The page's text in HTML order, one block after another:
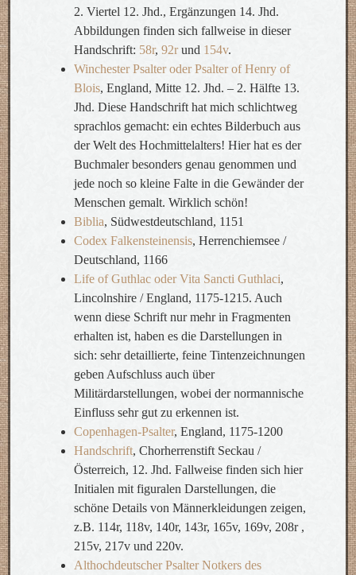
2. Viertel 12. Jhd., Ergänzungen 14. Jhd.
Abbildungen finden sich fallweise in dieser
Handschrift: 58r, 92rund 154v.
Winchester Psalter oder Psalter of Henry of
Blois, England, Mitte 12. Jhd. – 2. Hälfte 13.
Jhd. Diese Handschrift hat mich schlichtweg
sprachlos gemacht: ein echtes Bilderbuch aus
der Welt des Hochmittelalters! Hier hat es der
Buchmaler besonders genau genommen und
jede noch so kleine Falte in die Gewänder der
Menschen gemalt. Wirklich schön!
Biblia, Südwestdeutschland, 1151
Codex Falkensteinensis, Herrenchiemsee /
Deutschland, 1166
Life of Guthlac oder Vita Sancti Guthlaci,
Lincolnshire / England, 1175-1215. Auch
wenn diese Schrift nur mehr in Fragmenten
erhalten ist, haben es die Darstellungen in
sich: sehr detaillierte, feine Tintenzeichnungen
geben Aufschluss auch über
Militärdarstellungen, wobei der normannische
Einfluss sehr gut zu erkennen ist.
Copenhagen-Psalter, England, 1175-1200
Handschrift, Chorherrenstift Seckau /
Österreich, 12. Jhd. Fallweise finden sich hier
Initialen mit figuralen Darstellungen, die
schöne Details von Männerkleidungen zeigen,
z.B. 114r, 118v, 140r, 143r, 165v, 169v, 208r ,
215v, 217v und 220v.
Althochdeutscher Psalter Notkers des